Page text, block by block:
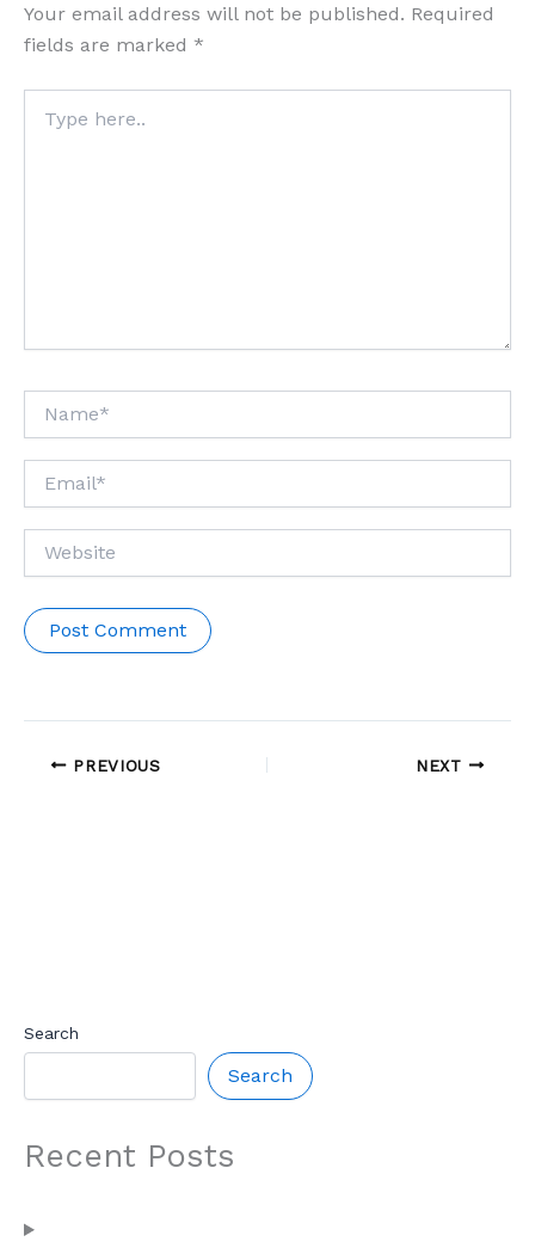
Your email address will not be published. Required
fields are marked *
here..
PREVIOUS NEXT
Search
Search
Recent Posts